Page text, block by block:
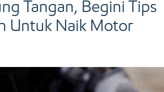
Tangan, Begini Tips
Untuk Naik Motor